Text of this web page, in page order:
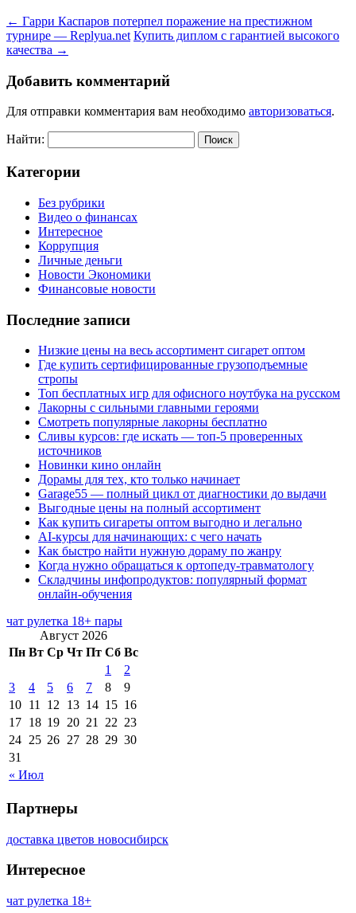
← Гарри Каспаров потерпел поражение на престижном
турнире — Replyua.net Купить диплом с гарантией высокого
качества →
Добавить комментарий
Для отправки комментария вам необходимо авторизоваться.
Найти:
Категории
Без рубрики
Видео о финансах
Интересное
Коррупция
Личные деньги
Новости Экономики
Финансовые новости
Последние записи
Низкие цены на весь ассортимент сигарет оптом
Где купить сертифицированные грузоподъемные
стропы
Топ бесплатных игр для офисного ноутбука на русском
Лакорны с сильными главными героями
Смотреть популярные лакорны бесплатно
Сливы курсов: где искать — топ-5 проверенных
источников
Новинки кино онлайн
Дорамы для тех, кто только начинает
Garage55 — полный цикл от диагностики до выдачи
Выгодные цены на полный ассортимент
Как купить сигареты оптом выгодно и легально
AI-курсы для начинающих: с чего начать
Как быстро найти нужную дораму по жанру
Когда нужно обращаться к ортопеду-травматологу
Складчины инфопродуктов: популярный формат
онлайн-обучения
чат рулетка 18+ пары
Август 2026
Пн Вт Ср Чт Пт Сб Вс
« Июл
1
2
3
4 5 6 7 8
9
10 11 12 13 14 15 16
17 18 19 20 21 22 23
24 25 26 27 28 29 30
31
Партнеры
доставка цветов новосибирск
Интересное
чат рулетка 18+